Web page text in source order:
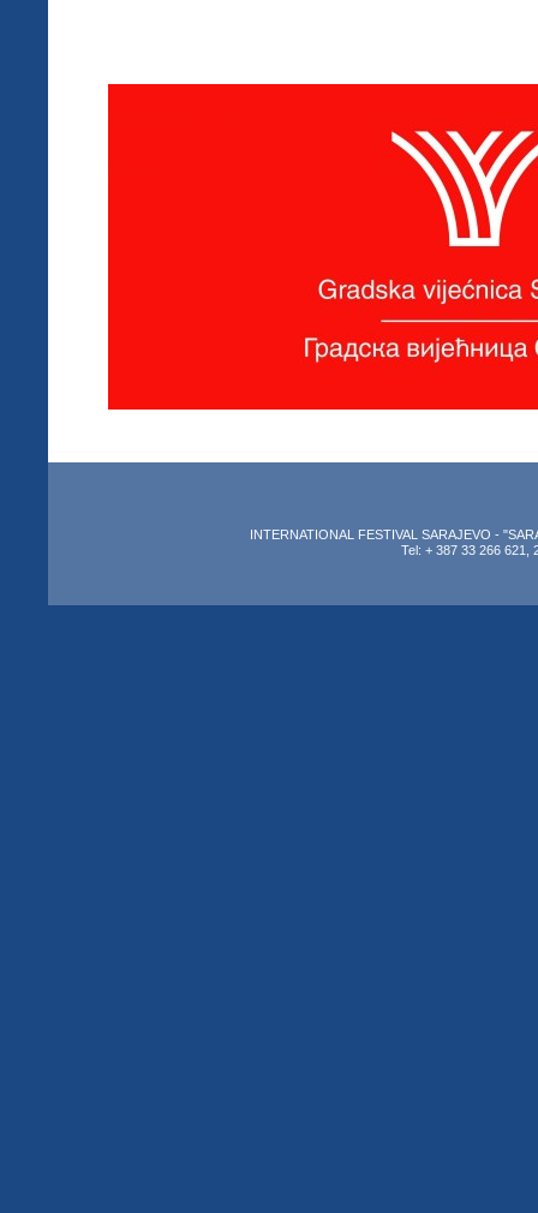
INTERNATIONAL FESTIVAL SARAJEVO -
Tel: + 387 33 266 621,